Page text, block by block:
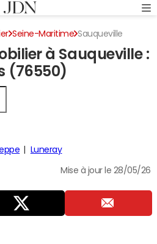
Seine-Maritime Sauqueville
à Sauqueville :
(76550)
Luneray
Mise à jour le 28/05/26